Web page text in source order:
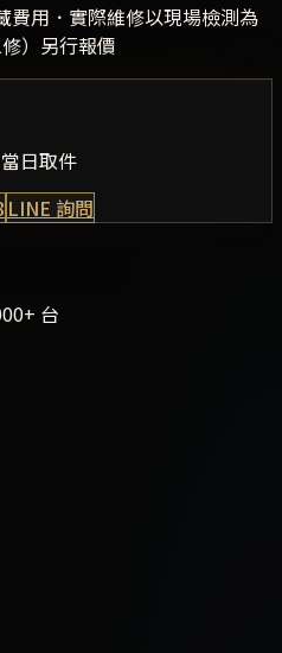
費用．實際維修以現場檢測為
）另行報價
日取件
LINE 詢問
台